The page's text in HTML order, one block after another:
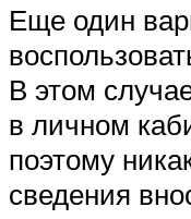
Еще один
В этом
в личном
поэтому
сведения